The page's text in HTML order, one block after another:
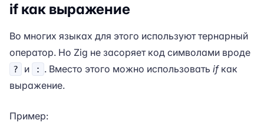
if как выражение
Во многих языках для этого используют тернарный
оператор. Но Zig не засоряет код символами вроде
? и : . Вместо этого можно использовать ifкак
выражение.
Пример: